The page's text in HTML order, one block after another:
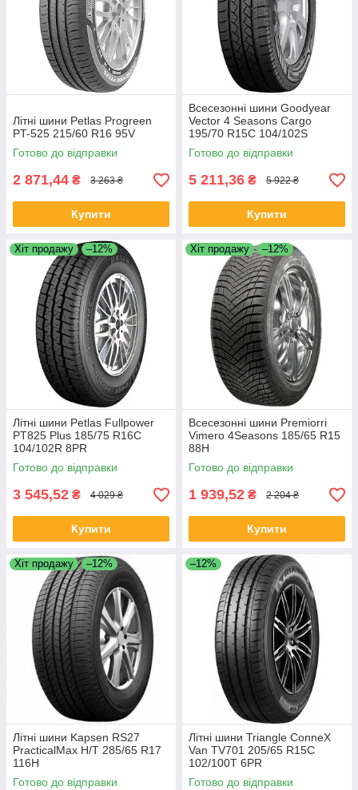
Літні шини Petlas Progreen
PT-525 215/60 R16 95V
Готово до відправки
2 871,44 ₴ 3 263 ₴
Купити
Всесезонні шини Goodyear
Vector 4 Seasons Cargo
195/70 R15C 104/102S
Готово до відправки
5 211,36 ₴ 5 922 ₴
Купити
Хіт продажу –12%
Літні шини Petlas Fullpower
PT825 Plus 185/75 R16C
104/102R 8PR
Готово до відправки
3 545,52 ₴ 4 029 ₴
Купити
Хіт продажу –12%
Всесезонні шини Premiorri
Vimero 4Seasons 185/65 R15
88H
Готово до відправки
1 939,52 ₴ 2 204 ₴
Купити
Хіт продажу –12%
Літні шини Kapsen RS27
PracticalMax H/T 285/65 R17
116H
Готово до відправки
–12%
Літні шини Triangle ConneX
Van TV701 205/65 R15C
102/100T 6PR
Готово до відправки